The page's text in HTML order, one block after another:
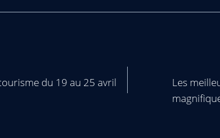
du 19 au 25 avril
Les